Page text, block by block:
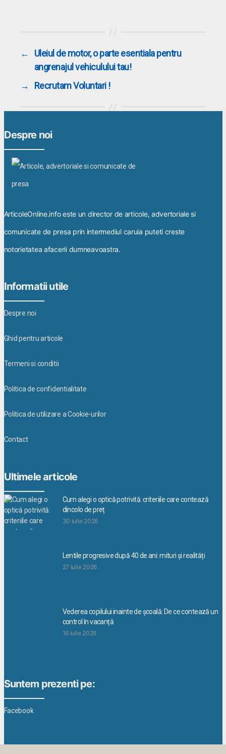
←
Uleiul de motor, o parte esentiala pentru
angrenajul vehiculului tau!
→
Recrutam Voluntari !
Despre noi
ArticoleOnline.info este un director de articole, advertoriale si
comunicate de presa prin intermediul caruia puteti creste
notorietatea afacerii dumneavoastra.
Informatii utile
Despre noi
Ghid pentru articole
Termeni si conditii
Politica de confidentialitate
Politica de utilizare a Cookie-urilor
Contact
Ultimele articole
Cum alegi o optică potrivită: criteriile care contează
dincolo de preț
30 iulie 2026
Lentile progresive după 40 de ani: mituri și realități
27 iulie 2026
Vederea copilului inainte de școală: De ce contează un
control în vacanță
16 iulie 2026
Suntem prezenti pe:
Facebook